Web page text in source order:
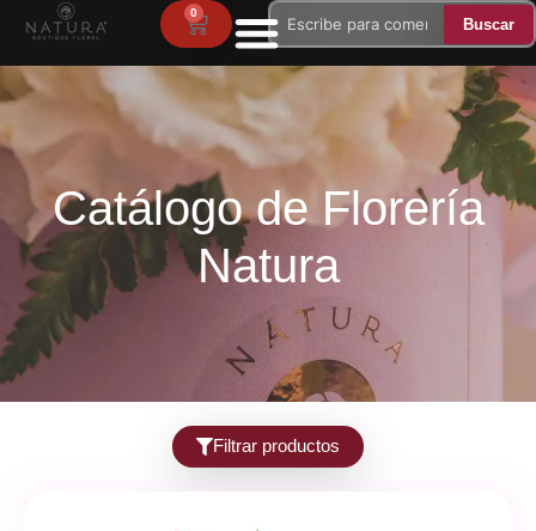
contenido
0
Carrito
Buscar
Buscar
Buscar
Buscar
Catálogo de Florería
Natura
Filtrar productos